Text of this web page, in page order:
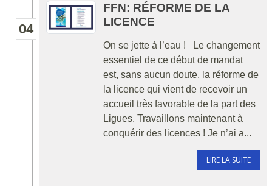
04
FFN: RÉFORME DE LA
LICENCE
On se jette à l’eau ! Le changement
essentiel de ce début de mandat
est, sans aucun doute, la réforme de
la licence qui vient de recevoir un
accueil très favorable de la part des
Ligues. Travaillons maintenant à
conquérir des licences ! Je n’ai a...
LIRE LA SUITE